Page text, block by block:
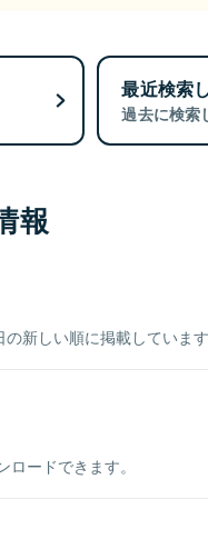
最近検索
過去に検索
報
新しい順に掲載しています
ードできます。